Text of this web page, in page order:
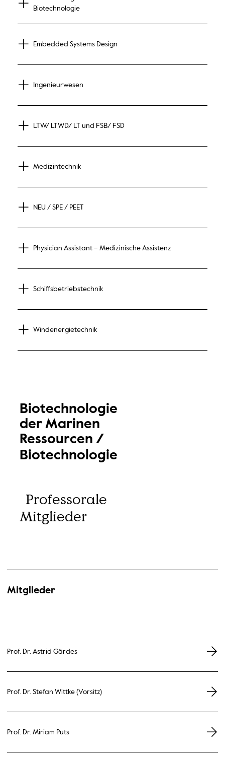
Biotechnologie
Embedded Systems Design
Ingenieurwesen
LTW/ LTWD/ LT und FSB/ FSD
Medizintechnik
NEU / SPE / PEET
Physician Assistant – Medizinische Assistenz
Schiffsbetriebstechnik
Windenergietechnik
Biotechnologie
der Marinen
Ressourcen /
Biotechnologie
Professorale
Mitglieder
Mitglieder
Prof. Dr. Astrid Gärdes
Prof. Dr. Stefan Wittke (Vorsitz)
Prof. Dr. Miriam Püts